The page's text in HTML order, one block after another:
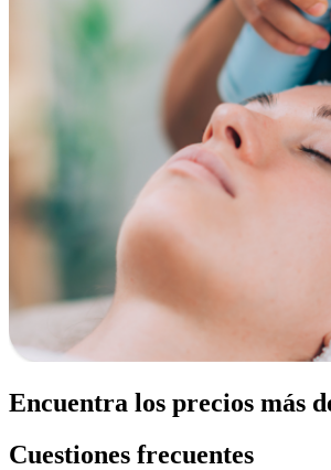
Encuentra los precios más
Cuestiones frecuentes